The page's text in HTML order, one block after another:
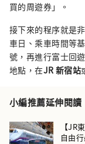
買的周遊券」。
接下來的程序就是
車日、乘車時間等
號，再進行富士回
地點，在JR 新宿站
小編推薦延伸閱讀
【JR
自由